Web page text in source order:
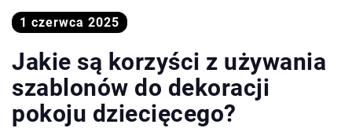
1 czerwca 2025
Jakie są korzyści z używania
szablonów do dekoracji
pokoju dziecięcego?